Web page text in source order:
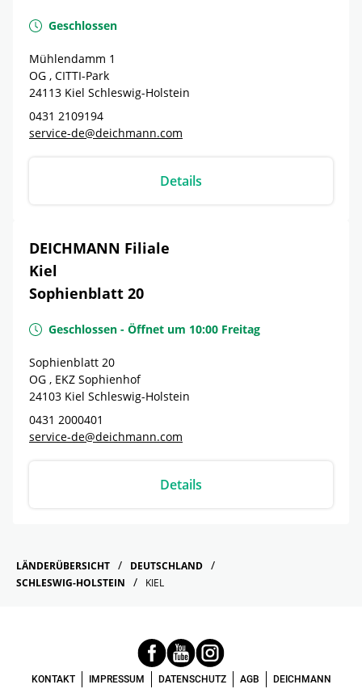
Geschlossen
Mühlendamm 1
OG , CITTI-Park
24113 Kiel Schleswig-Holstein
0431 2109194
service-de@deichmann.com
Details
DEICHMANN Filiale
Kiel
Sophienblatt 20
Geschlossen - Öffnet um 10:00 Freitag
Sophienblatt 20
OG , EKZ Sophienhof
24103 Kiel Schleswig-Holstein
0431 2000401
service-de@deichmann.com
Details
LÄNDERÜBERSICHT
DEUTSCHLAND
SCHLESWIG-HOLSTEIN
KIEL
KONTAKT IMPRESSUM DATENSCHUTZ AGB DEICHMANN